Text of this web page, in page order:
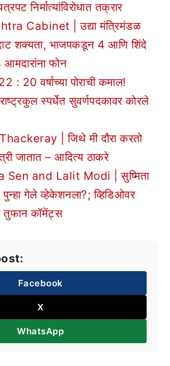
निर्मात्यांविरोधात तक्रार
Cabinet | उद्या मंत्रिमंडळ
दाट शक्यता, भाजपकडून 4 आणि शिंदे
फोन
: 20 वर्षाच्या पोराची कमाल!
राष्ट्रकुल स्पर्धेत सुवर्णपदकावर कोरले
| जिथे मी दौरा करतो
जातात – आदित्य ठाकरे
Sen and Lalit Modi | सुष्मिता
गेले व्हेकेशनला?; व्हिडिओवर
तुफान कॉमेंट्स
Facebook
X
WhatsApp